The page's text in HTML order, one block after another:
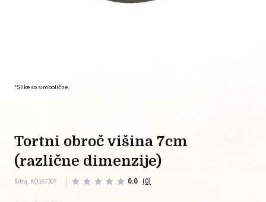
*Slike so simbolične.
tortni obroč višina 7cm
(različne dimenzije)
Šifra: KO167307 0.0 (0)